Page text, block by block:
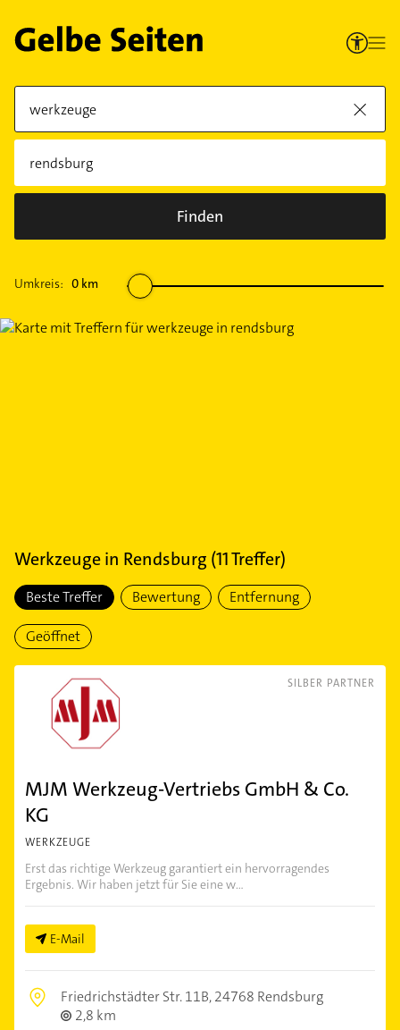
Finden
Umkreis: 0 km
Werkzeugein Rendsburg (11Treffer)
Beste Treffer Bewertung Entfernung
Geöffnet
SILBER PARTNER
MJM Werkzeug-Vertriebs GmbH & Co.
KG
WERKZEUGE
Erst das richtige Werkzeug garantiert ein hervorragendes
Ergebnis. Wir haben jetzt für Sie eine w...
E-Mail
Friedrichstädter Str. 11B,24768 Rendsburg
2,8 km